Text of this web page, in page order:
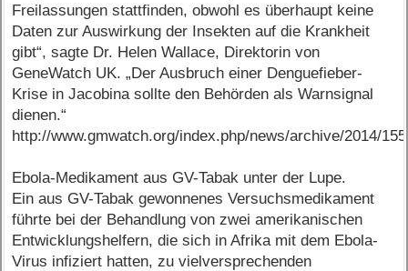
Freilassungen stattfinden, obwohl es überhaupt keine
Daten zur Auswirkung der Insekten auf die Krankheit
gibt“, sagte Dr. Helen Wallace, Direktorin von
GeneWatch UK. „Der Ausbruch einer Denguefieber-
Krise in Jacobina sollte den Behörden als Warnsignal
dienen.“
http://www.gmwatch.org/index.php/news/archive/2014/
Ebola-Medikament aus GV-Tabak unter der Lupe.
Ein aus GV-Tabak gewonnenes Versuchsmedikament
führte bei der Behandlung von zwei amerikanischen
Entwicklungshelfern, die sich in Afrika mit dem Ebola-
Virus infiziert hatten, zu vielversprechenden